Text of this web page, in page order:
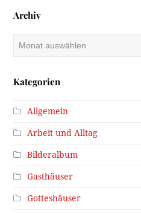
Archiv
Kategorien
Allgemein
Arbeit und Alltag
Bilderalbum
Gasthäuser
Gotteshäuser